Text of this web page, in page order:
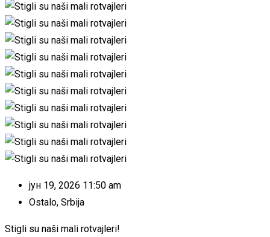
јун 19, 2026 11:50 am
Ostalo, Srbija
Stigli su naši mali rotvajleri!